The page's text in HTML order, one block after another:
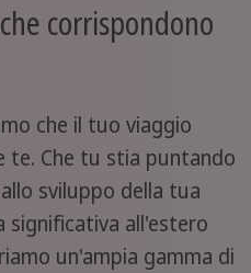
corrispondono
che il tuo viaggio
te. Che tu stia puntando
sviluppo della tua
significativa all'estero
un'ampia gamma di